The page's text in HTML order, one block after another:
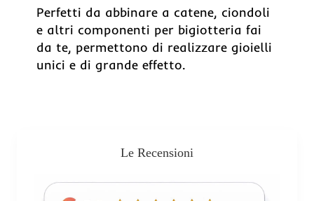
Perfetti da abbinare a catene, ciondoli
e altri componenti per bigiotteria fai
da te, permettono di realizzare gioielli
unici e di grande effetto.
Le Recensioni